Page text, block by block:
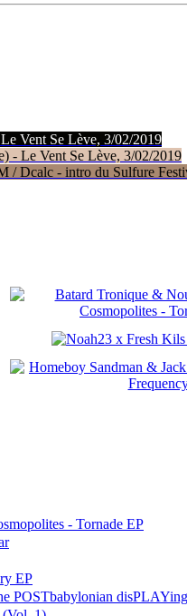
Vent Se Lève, 3/02/2019
- Le Vent Se Lève, 3/02/2019
/ Dcalc - intro du Sulfure
- Tornade EP
EP
POSTbabylonian